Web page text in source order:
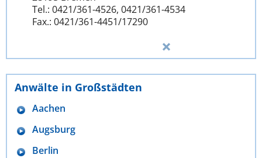
Tel.: 0421/361-4526, 0421/361-4534
Fax.: 0421/361-4451/17290
Anwälte in Großstädten
Aachen
Augsburg
Berlin